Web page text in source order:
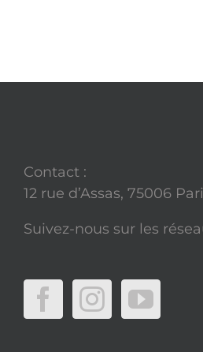
Contact :
12 rue d’Assas, 75006
Suivez-nous sur les